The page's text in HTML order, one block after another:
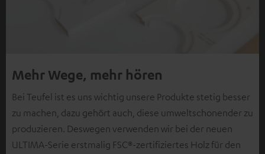
Mehr Wege, mehr hören
Bei Teufel ist es uns wichtig unsere Produkte stetig besser
zu machen, dazu gehört auch, diese umweltschonender zu
produzieren. Deswegen verwenden wir bei der neuen
ULTIMA-Serie erstmalig FSC®-zertifiziertes Holz für den